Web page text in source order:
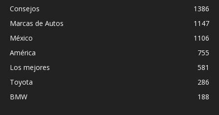
Consejos
1386
Marcas de Autos
1147
México
1106
América
755
Los mejores
581
Toyota
286
BMW
188